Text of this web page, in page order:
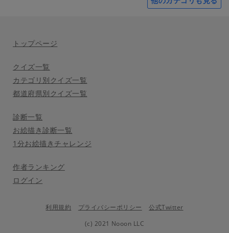
トップページ
クイズ一覧
カテゴリ別クイズ一覧
都道府県別クイズ一覧
診断一覧
お絵描き診断一覧
1分お絵描きチャレンジ
作者ランキング
ログイン
利用規約 プライバシーポリシー
公式Twitter
(c) 2021 Nooon LLC